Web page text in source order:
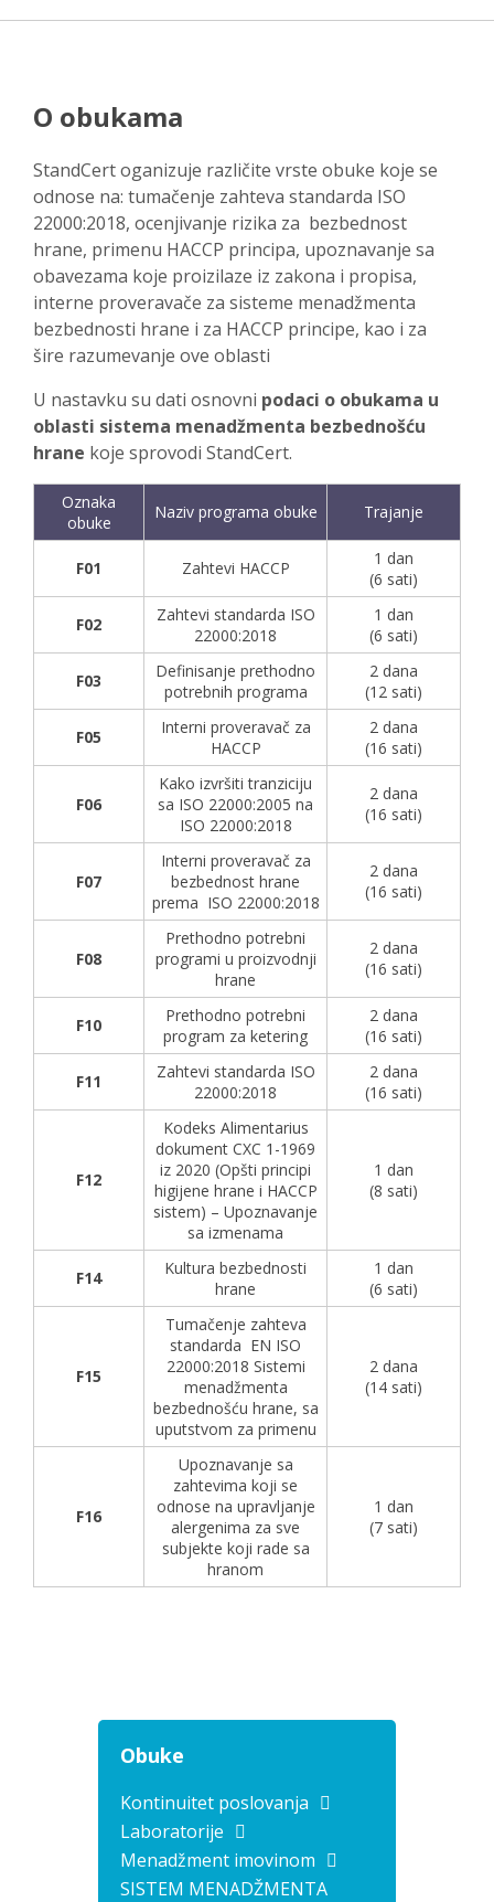
O obukama
StandCert oganizuje različite vrste obuke koje se
odnose na: tumačenje zahteva standarda ISO
22000:2018, ocenjivanje rizika za bezbednost
hrane, primenu HACCP principa, upoznavanje sa
obavezama koje proizilaze iz zakona i propisa,
interne proveravače za sisteme menadžmenta
bezbednosti hrane i za HACCP principe, kao i za
šire razumevanje ove oblasti
U nastavku su dati osnovni podaci o obukama u
oblasti sistema menadžmenta bezbednošću
hrane koje sprovodi StandCert.
Oznaka
obuke
Naziv programa obuke Trajanje
F01 Zahtevi HACCP
1 dan
(6 sati)
F02
Zahtevi standarda ISO
22000:2018
1 dan
(6 sati)
F03
Definisanje prethodno
potrebnih programa
2 dana
(12 sati)
F05
Interni proveravač za
HACCP
2 dana
(16 sati)
F06
Kako izvršiti tranziciju
sa ISO 22000:2005 na
ISO 22000:2018
2 dana
(16 sati)
F07
Interni proveravač za
bezbednost hrane
prema ISO 22000:2018
2 dana
(16 sati)
F08
Prethodno potrebni
programi u proizvodnji
hrane
2 dana
(16 sati)
F10
Prethodno potrebni
program za ketering
2 dana
(16 sati)
F11
Zahtevi standarda ISO
22000:2018
2 dana
(16 sati)
F12
Kodeks Alimentarius
dokument CXC 1-1969
iz 2020 (Opšti principi
higijene hrane i HACCP
sistem) – Upoznavanje
sa izmenama
1 dan
(8 sati)
F14
Kultura bezbednosti
hrane
1 dan
(6 sati)
F15
Tumačenje zahteva
standarda EN ISO
22000:2018 Sistemi
menadžmenta
bezbednošću hrane, sa
uputstvom za primenu
2 dana
(14 sati)
F16
Upoznavanje sa
zahtevima koji se
odnose na upravljanje
alergenima za sve
subjekte koji rade sa
hranom
1 dan
(7 sati)
Obuke
Kontinuitet poslovanja
Laboratorije
Menadžment imovinom
SISTEM MENADŽMENTA